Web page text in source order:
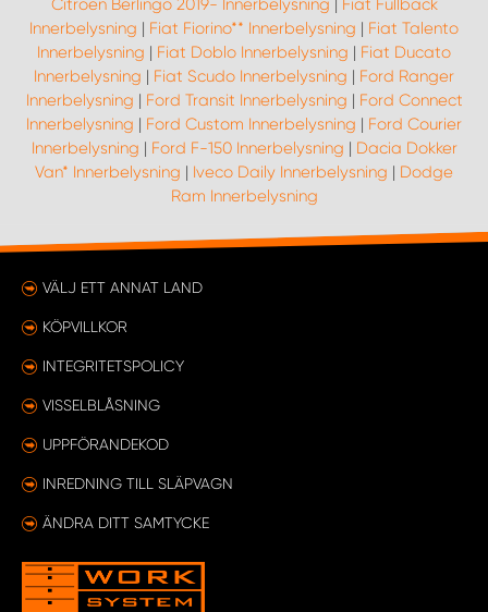
Citroen Berlingo 2019- Innerbelysning | Fiat Fullback
Innerbelysning | Fiat Fiorino** Innerbelysning | Fiat Talento
Innerbelysning | Fiat Doblo Innerbelysning | Fiat Ducato
Innerbelysning | Fiat Scudo Innerbelysning | Ford Ranger
Innerbelysning | Ford Transit Innerbelysning | Ford Connect
Innerbelysning | Ford Custom Innerbelysning | Ford Courier
Innerbelysning | Ford F-150 Innerbelysning | Dacia Dokker
Van* Innerbelysning | Iveco Daily Innerbelysning | Dodge
Ram Innerbelysning
VÄLJ ETT ANNAT LAND
KÖPVILLKOR
INTEGRITETSPOLICY
VISSELBLÅSNING
UPPFÖRANDEKOD
INREDNING TILL SLÄPVAGN
ÄNDRA DITT SAMTYCKE